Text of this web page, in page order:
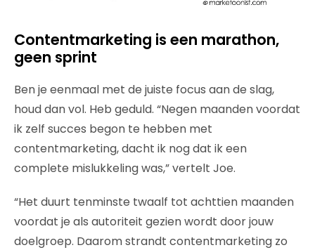
Contentmarketing is een marathon,
geen sprint
Ben je eenmaal met de juiste focus aan de slag,
houd dan vol. Heb geduld. “Negen maanden voordat
ik zelf succes begon te hebben met
contentmarketing, dacht ik nog dat ik een
complete mislukkeling was,” vertelt Joe.
“Het duurt tenminste twaalf tot achttien maanden
voordat je als autoriteit gezien wordt door jouw
doelgroep. Daarom strandt contentmarketing zo